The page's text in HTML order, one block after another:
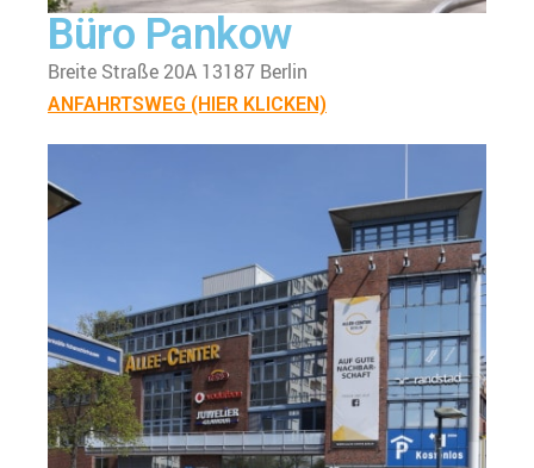
Büro Pankow
Breite Straße 20A 13187 Berlin
ANFAHRTSWEG (HIER KLICKEN)